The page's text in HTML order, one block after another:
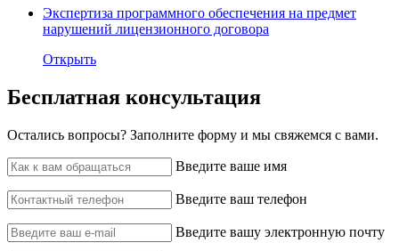
Экспертиза программного обеспечения на предмет
нарушений лицензионного договора
Открыть
Бесплатная консультация
Остались вопросы? ‌Заполните форму и мы свяжемся с вами.
Введите ваше имя
Введите ваш телефон
Введите вашу электронную почту